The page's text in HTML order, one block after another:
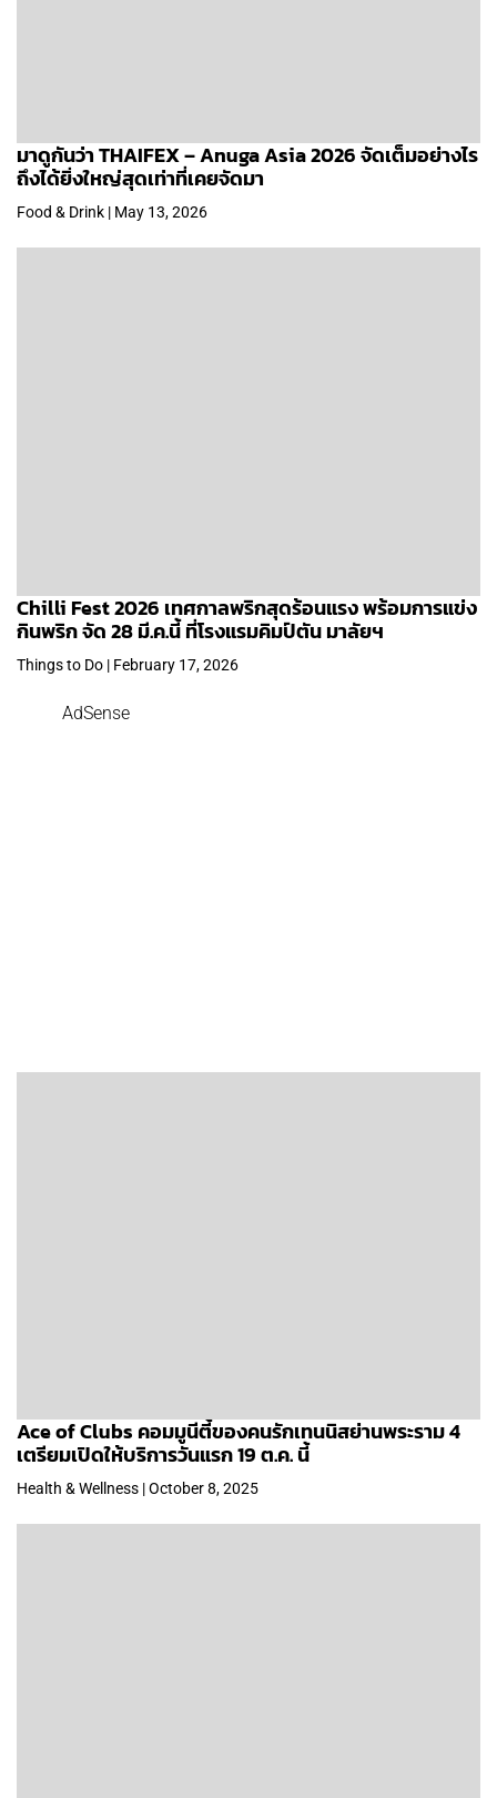
มาดูกันว่า THAIFEX – Anuga Asia 2026 จัดเต็มอย่างไร
ถึงได้ยิ่งใหญ่สุดเท่าที่เคยจัดมา
Food & Drink | May 13, 2026
Chilli Fest 2026 เทศกาลพริกสุดร้อนแรง พร้อมการแข่ง
กินพริก จัด 28 มี.ค.นี้ ที่โรงแรมคิมป์ตัน มาลัยฯ
Things to Do | February 17, 2026
AdSense
Ace of Clubs คอมมูนีตี้ของคนรักเทนนิสย่านพระราม 4
เตรียมเปิดให้บริการวันแรก 19 ต.ค. นี้
Health & Wellness | October 8, 2025